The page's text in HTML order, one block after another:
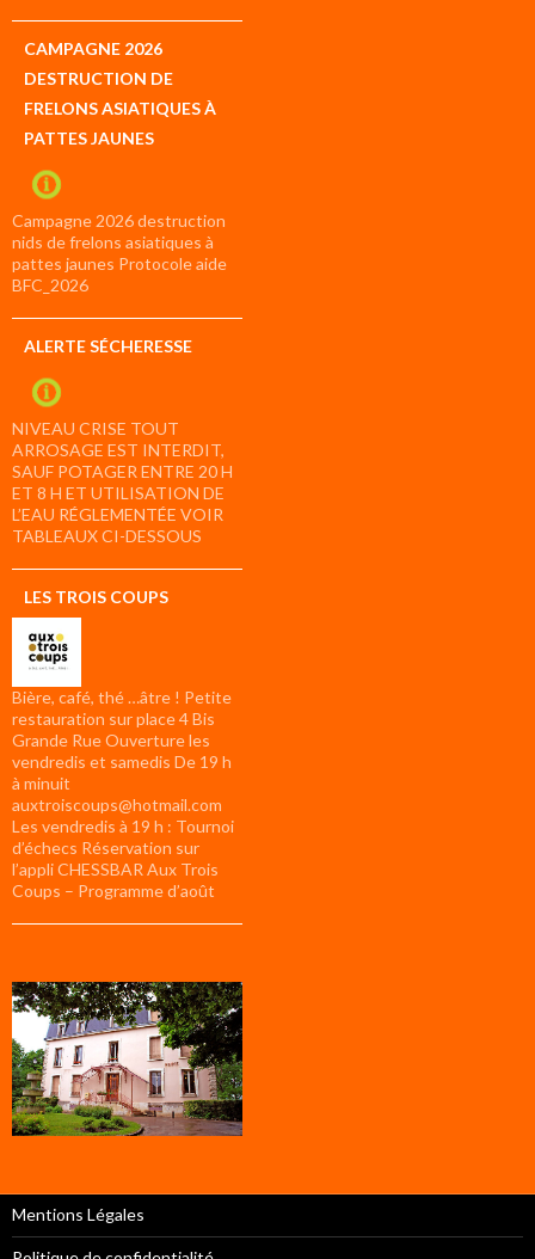
CAMPAGNE 2026
DESTRUCTION DE
FRELONS ASIATIQUES À
PATTES JAUNES
Campagne 2026 destruction
nids de frelons asiatiques à
pattes jaunes Protocole aide
BFC_2026
ALERTE SÉCHERESSE
NIVEAU CRISE TOUT
ARROSAGE EST INTERDIT,
SAUF POTAGER ENTRE 20 H
ET 8 H ET UTILISATION DE
L’EAU RÉGLEMENTÉE VOIR
TABLEAUX CI-DESSOUS
LES TROIS COUPS
Bière, café, thé …âtre ! Petite
restauration sur place 4 Bis
Grande Rue Ouverture les
vendredis et samedis De 19 h
à minuit
auxtroiscoups@hotmail.com
Les vendredis à 19 h : Tournoi
d’échecs Réservation sur
l’appli CHESSBAR Aux Trois
Coups – Programme d’août
Mentions Légales